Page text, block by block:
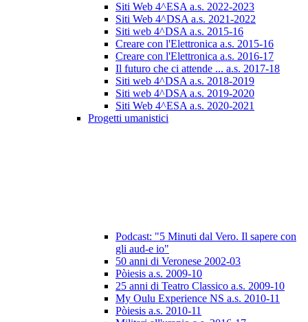
Siti Web 4^ESA a.s. 2022-2023
Siti Web 4^DSA a.s. 2021-2022
Siti web 4^DSA a.s. 2015-16
Creare con l'Elettronica a.s. 2015-16
Creare con l'Elettronica a.s. 2016-17
Il futuro che ci attende ... a.s. 2017-18
Siti web 4^DSA a.s. 2018-2019
Siti web 4^DSA a.s. 2019-2020
Siti Web 4^ESA a.s. 2020-2021
Progetti umanistici
Podcast: "5 Minuti dal Vero. Il sapere con
gli aud-e io"
50 anni di Veronese 2002-03
Pòiesis a.s. 2009-10
25 anni di Teatro Classico a.s. 2009-10
My Oulu Experience NS a.s. 2010-11
Pòiesis a.s. 2010-11